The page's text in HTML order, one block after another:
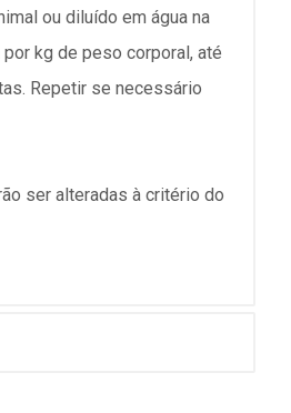
ou diluído em água na
kg de peso corporal, até
Repetir se necessário
ser alteradas à critério do